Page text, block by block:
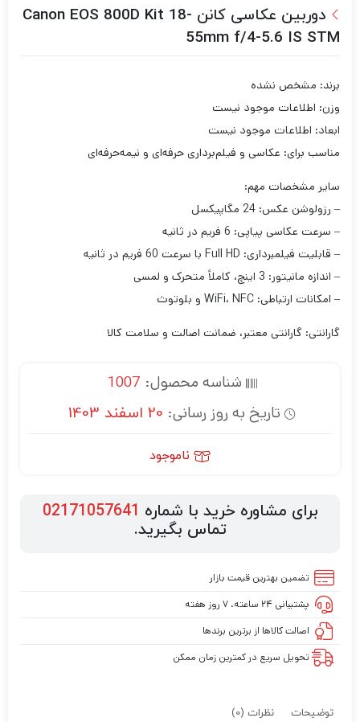
دوربین عکاسی کانن Canon EOS 800D Kit 18-
55mm f/4-5.6 IS STM
برند: مشخص نشده
وزن: اطلاعات موجود نیست
ابعاد: اطلاعات موجود نیست
مناسب برای: عکاسی و فیلم‌برداری حرفه‌ای و نیمه‌حرفه‌ای
سایر مشخصات مهم:
– رزولوشن عکس: 24 مگاپیکسل
– سرعت عکاسی پیاپی: 6 فریم در ثانیه
– قابلیت فیلمبرداری: Full HD با سرعت 60 فریم در ثانیه
– اندازه مانیتور: 3 اینچ، کاملاً متحرک و لمسی
– امکانات ارتباطی: WiFi، NFC و بلوتوث
گارانتی: گارانتی معتبر، ضمانت اصالت و سلامت کالا
شناسه محصول: 1007
تاریخ به روز رسانی: 20 اسفند 1403
ناموجود
برای مشاوره خرید با شماره 02171057641
تماس بگیرید.
تضمین بهترین قیمت بازار
پشتیبانی ۲۴ ساعته، ۷ روز هفته
اصالت کالاها از برترین برندها
تحویل سریع در کمترین زمان ممکن
توضیحات نظرات (0)